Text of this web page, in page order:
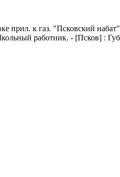
прил. к газ. "Псковский
работник. - [Псков] :